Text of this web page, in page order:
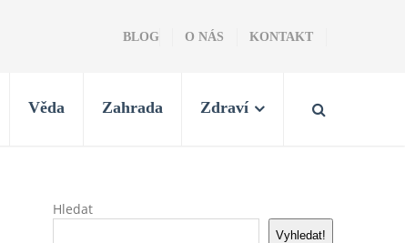
BLOG O NÁS KONTAKT
Věda Zahrada Zdraví
Hledat
Vyhledat!